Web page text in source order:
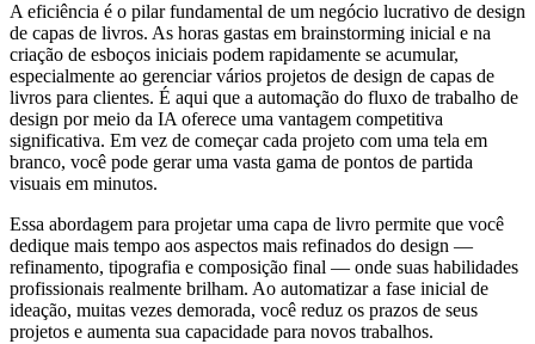
A eficiência é o pilar fundamental de um negócio lucrativo de design
de capas de livros. As horas gastas em brainstorming inicial e na
criação de esboços iniciais podem rapidamente se acumular,
especialmente ao gerenciar vários projetos de design de capas de
livros para clientes. É aqui que a automação do fluxo de trabalho de
design por meio da IA oferece uma vantagem competitiva
significativa. Em vez de começar cada projeto com uma tela em
branco, você pode gerar uma vasta gama de pontos de partida
visuais em minutos.
Essa abordagem para projetar uma capa de livro permite que você
dedique mais tempo aos aspectos mais refinados do design —
refinamento, tipografia e composição final — onde suas habilidades
profissionais realmente brilham. Ao automatizar a fase inicial de
ideação, muitas vezes demorada, você reduz os prazos de seus
projetos e aumenta sua capacidade para novos trabalhos.